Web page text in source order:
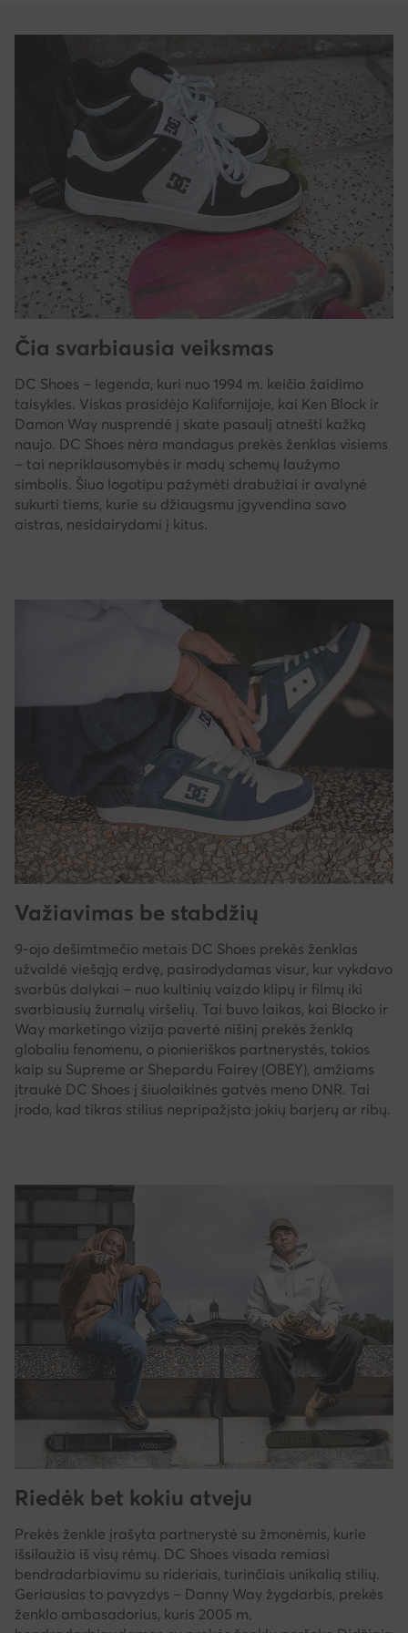
Čia svarbiausia veiksmas
DC Shoes – legenda, kuri nuo 1994 m. keičia žaidimo
taisykles. Viskas prasidėjo Kalifornijoje, kai Ken Block ir
Damon Way nusprendė į skate pasaulį atnešti kažką
naujo. DC Shoes nėra mandagus prekės ženklas visiems
– tai nepriklausomybės ir madų schemų laužymo
simbolis. Šiuo logotipu pažymėti drabužiai ir avalynė
sukurti tiems, kurie su džiaugsmu įgyvendina savo
aistras, nesidairydami į kitus.
Važiavimas be stabdžių
9-ojo dešimtmečio metais DC Shoes prekės ženklas
užvaldė viešąją erdvę, pasirodydamas visur, kur vykdavo
svarbūs dalykai – nuo kultinių vaizdo klipų ir filmų iki
svarbiausių žurnalų viršelių. Tai buvo laikas, kai Blocko ir
Way marketingo vizija pavertė nišinį prekės ženklą
globaliu fenomenu, o pionieriškos partnerystės, tokios
kaip su Supreme ar Shepardu Fairey (OBEY), amžiams
įtraukė DC Shoes į šiuolaikinės gatvės meno DNR. Tai
įrodo, kad tikras stilius nepripažįsta jokių barjerų ar ribų.
Riedėk bet kokiu atveju
Prekės ženkle įrašyta partnerystė su žmonėmis, kurie
išsilaužia iš visų rėmų. DC Shoes visada remiasi
bendradarbiavimu su rideriais, turinčiais unikalią stilių.
Geriausias to pavyzdys – Danny Way žygdarbis, prekės
ženklo ambasadorius, kuris 2005 m.